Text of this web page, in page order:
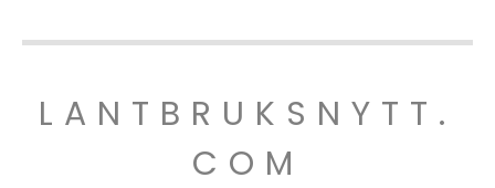
LANTBRUKSNYTT.
COM